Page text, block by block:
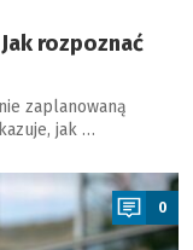
rozpoznać
zaplanowaną
jak …
0